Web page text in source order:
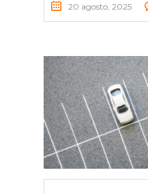
20 agosto, 2025